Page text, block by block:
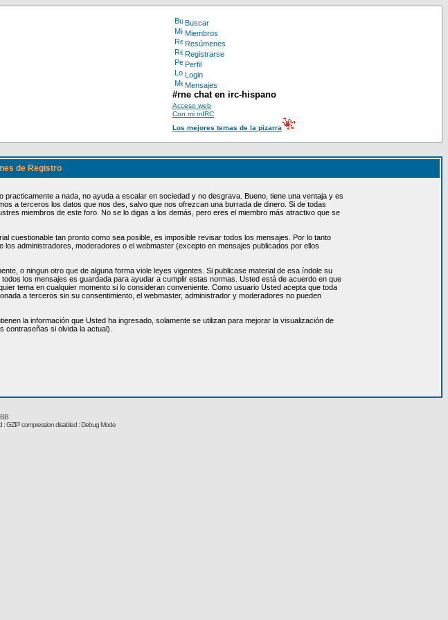
Buscar
Miembros
Resúmenes
Registrarse
Perfil
Login
Mensajes
#rne chat en irc-hispano
Acceso web
Con mi mIRC
Los mejores temas de la pizarra
de Registro
a nada, no ayuda a escalar en sociedad y no desgrava. Bueno, tiene una ventaja y es
a terceros los datos que nos des, salvo que nos ofrezcan una burrada de dinero. Si de todas
miembros de este foro. No se lo digas a los demás, pero eres el miembro más atractivo que se
cuestionable tan pronto como sea posible, es imposible revisar todos los mensajes. Por lo tanto
administradores, moderadores o el webmaster (excepto en mensajes publicados por ellos
o ningun otro que de alguna forma viole leyes vigentes. Si publicase material de esa índole su
los mensajes es guardada para ayudar a cumplir estas normas. Usted está de acuerdo en que
tema en cualquier momento si lo consideran conveniente. Como usuario Usted acepta que toda
a terceros sin su consentimiento, el webmaster, administrador y moderadores no pueden
la información que Usted ha ingresado, solamente se utilizan para mejorar la visualización de
contraseñas si olvida la actual).
GZIP compression disabled : Debug Mode